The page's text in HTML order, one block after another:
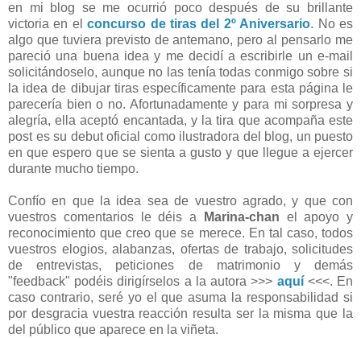
en mi blog se me ocurrió poco después de su brillante
victoria en el concurso de tiras del 2º Aniversario. No es
algo que tuviera previsto de antemano, pero al pensarlo me
pareció una buena idea y me decidí a escribirle un e-mail
solicitándoselo, aunque no las tenía todas conmigo sobre si
la idea de dibujar tiras específicamente para esta página le
parecería bien o no. Afortunadamente y para mi sorpresa y
alegría, ella aceptó encantada, y la tira que acompaña este
post es su debut oficial como ilustradora del blog, un puesto
en que espero que se sienta a gusto y que llegue a ejercer
durante mucho tiempo.
Confío en que la idea sea de vuestro agrado, y que con
vuestros comentarios le déis a
Marina-chan el apoyo y
reconocimiento que creo que se merece. En tal caso, todos
vuestros elogios, alabanzas, ofertas de trabajo, solicitudes
de entrevistas, peticiones de matrimonio y demás
"feedback" podéis dirigírselos a la autora >>> aquí<<<. En
caso contrario, seré yo el que asuma la responsabilidad si
por desgracia vuestra reacción resulta ser la misma que la
del público que aparece en la viñeta.